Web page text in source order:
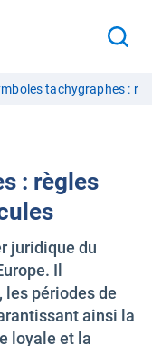
tachygraphes :
: règles
juridique du
Il
périodes de
ainsi la
loyale et la